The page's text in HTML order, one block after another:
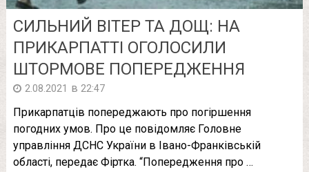
СИЛЬНИЙ ВІТЕР ТА ДОЩ: НА
ПРИКАРПАТТІ ОГОЛОСИЛИ
ШТОРМОВЕ ПОПЕРЕДЖЕННЯ
2.08.2021 в 22:47
Прикарпатців попереджають про погіршення
погодних умов. Про це повідомляє Головне
управління ДСНС України в Івано-Франківській
області, передає Фіртка. “Попередження про …